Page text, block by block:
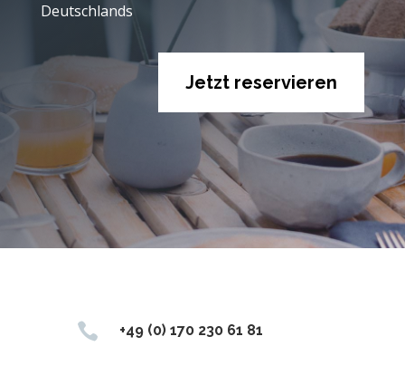
Deutschlands
Jetzt reservieren
 +49 (0) 170 230 61 81